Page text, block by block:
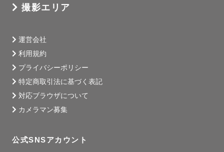
撮影エリア
運営会社
利用規約
プライバシーポリシー
特定商取引法に基づく表記
対応ブラウザについて
カメラマン募集
公式SNSアカウント